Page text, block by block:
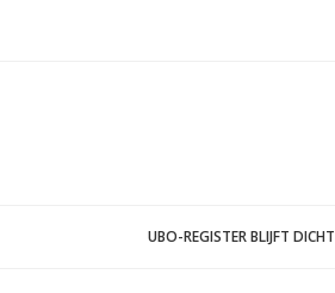
UBO-REGISTER BLIJFT DICHT